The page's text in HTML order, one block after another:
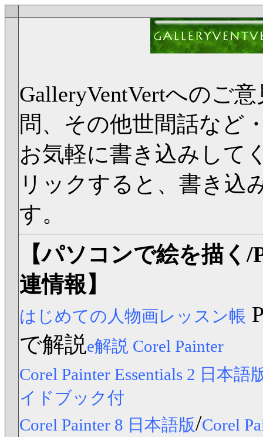
GalleryVentVertへのご
問、その他世間話など
お気軽に書き込みして
リックすると、書き込
す。
【パソコンで絵を描く
連情報】
はじめての人物画レッスン帳
で解説e解説 Corel Painter
Corel Painter Essentials 2 日本語
イドブック付
Corel Painter 8 日本語版/Corel